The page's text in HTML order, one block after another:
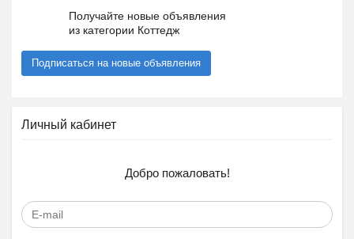
Получайте новые объявления
из категории Коттедж
Подписаться на новые объявления
Личный кабинет
Добро пожаловать!